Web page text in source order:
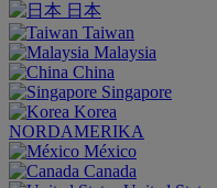
日本
Taiwan
Malaysia
China
Singapore
Korea
NORDAMERIKA
México
Canada